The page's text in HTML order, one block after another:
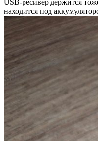
USB-ресивер держится
находится под